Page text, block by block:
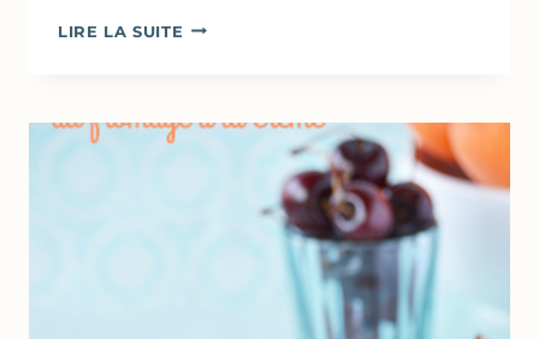
LIRE LA SUITE CAKE
AMANDES